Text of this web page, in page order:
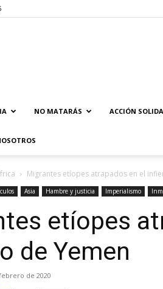
NO MATARÁS ACCIÓN
Migrantes etíopes atrapados en el
Asia Hambre y justicia Imperialismo
etíopes
de Yemen
de 2020